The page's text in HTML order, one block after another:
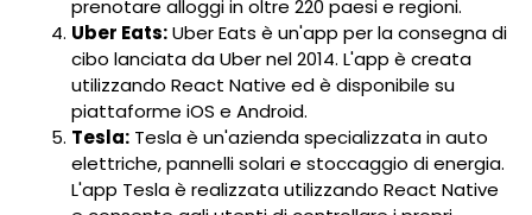
prenotare alloggi in oltre 220 paesi e regioni.
Uber Eats:Uber Eats è un'app per la consegna di
cibo lanciata da Uber nel 2014. L'app è creata
utilizzando React Native ed è disponibile su
piattaforme iOS e Android.
Tesla: Tesla è un'azienda specializzata in auto
elettriche, pannelli solari e stoccaggio di energia.
L'app Tesla è realizzata utilizzando React Native